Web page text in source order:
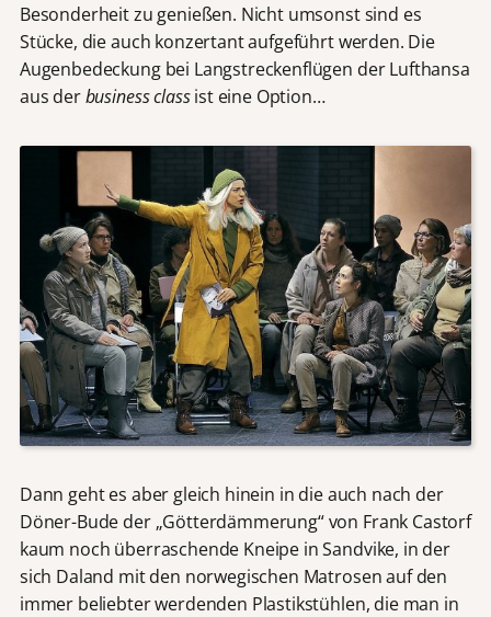
Besonderheit zu genießen. Nicht umsonst sind es
Stücke, die auch konzertant aufgeführt werden. Die
Augenbedeckung bei Langstreckenflügen der Lufthansa
aus derbusiness classist eine Option…
Dann geht es aber gleich hinein in die auch nach der
Döner-Bude der „Götterdämmerung“ von Frank Castorf
kaum noch überraschende Kneipe in Sandvike, in der
sich Daland mit den norwegischen Matrosen auf den
immer beliebter werdenden Plastikstühlen, die man in